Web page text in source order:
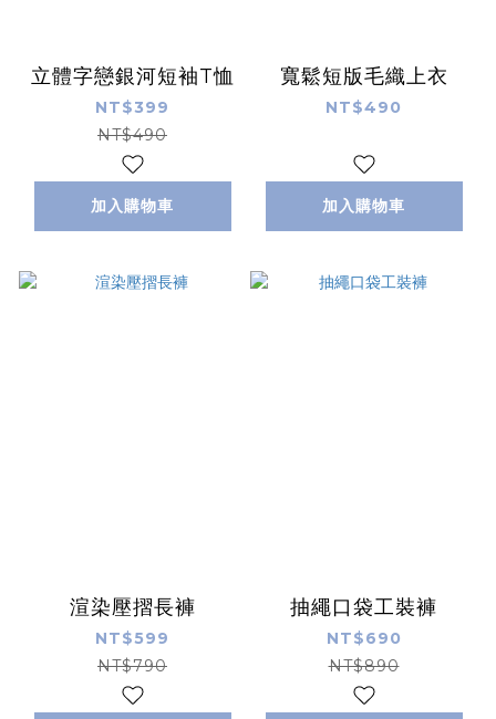
立體字戀銀河短袖T恤
NT$399
NT$490
加入購物車
寬鬆短版毛織上衣
NT$490
加入購物車
渲染壓摺長褲
NT$599
NT$790
抽繩口袋工裝褲
NT$690
NT$890